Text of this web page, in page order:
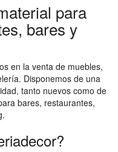
para
bares y
en la venta de muebles,
Disponemos de una
tanto nuevos como de
bares, restaurantes,